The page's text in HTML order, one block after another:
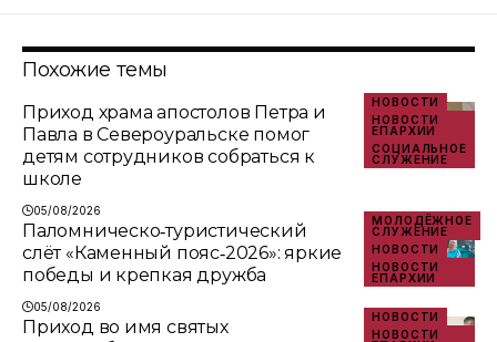
Похожие темы
НОВОСТИ
НОВОСТИ
ЕПАРХИИ
СОЦИАЛЬНОЕ
СЛУЖЕНИЕ
Приход храма апостолов Петра и
Павла в Североуральске помог
детям сотрудников собраться к
школе
05/08/2026
МОЛОДЁЖНОЕ
СЛУЖЕНИЕ
НОВОСТИ
НОВОСТИ
ЕПАРХИИ
Паломническо‑туристический
слёт «Каменный пояс‑2026»: яркие
победы и крепкая дружба
05/08/2026
НОВОСТИ
НОВОСТИ
Приход во имя святых